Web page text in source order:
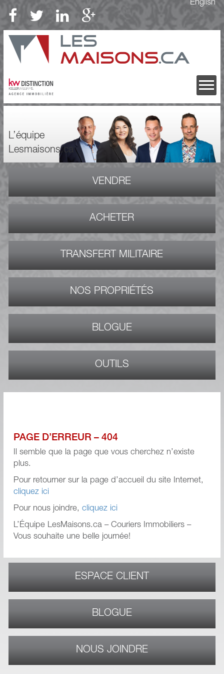
English
L’équipe
Lesmaisons.ca
VENDRE
ACHETER
TRANSFERT MILITAIRE
NOS PROPRIÉTÉS
BLOGUE
OUTILS
PAGE D’ERREUR – 404
Il semble que la page que vous cherchez n’existe
plus.
Pour retourner sur la page d’accueil du site Internet,
cliquez ici
Pour nous joindre, cliquez ici
L’Équipe LesMaisons.ca – Couriers Immobiliers –
Vous souhaite une belle journée!
ESPACE CLIENT
BLOGUE
NOUS JOINDRE